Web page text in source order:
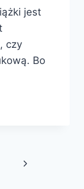
jest
czy
Bo
Następna